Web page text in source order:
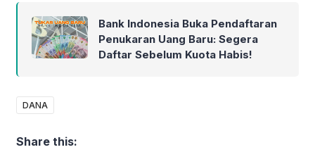
Bank Indonesia Buka Pendaftaran
Penukaran Uang Baru: Segera
Daftar Sebelum Kuota Habis!
DANA
Share this: